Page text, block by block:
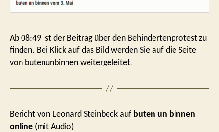
Ab 08:49 ist der Beitrag über den Behindertenprotest zu
finden. Bei Klick auf das Bild werden Sie auf die Seite
von butenunbinnen weitergeleitet.
Bericht von Leonard Steinbeck auf buten un binnen
online (mit Audio)